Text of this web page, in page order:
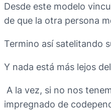
Desde este modelo
de que la otra persona
Termino así satelitando
Y nada está más lejos
A la vez, si no nos
impregnado de